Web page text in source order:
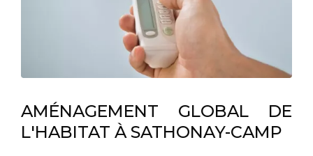
AMÉNAGEMENT GLOBAL DE
L'HABITAT À SATHONAY-CAMP